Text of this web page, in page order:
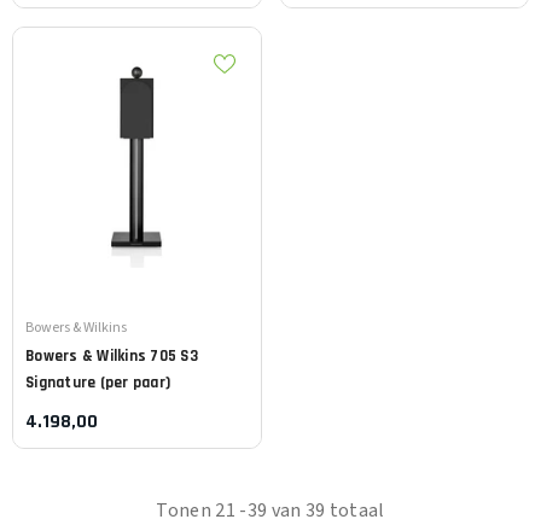
Leverancier:
Bowers & Wilkins
Bowers & Wilkins 705 S3
Signature (per paar)
4.198,00
Tonen 21 -39 van 39 totaal